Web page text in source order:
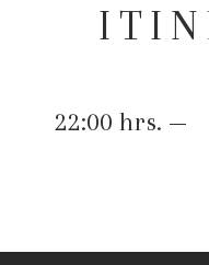
22:00 hrs. —